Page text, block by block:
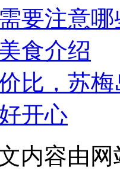
要注意
食介绍
比，苏
开心
内容由